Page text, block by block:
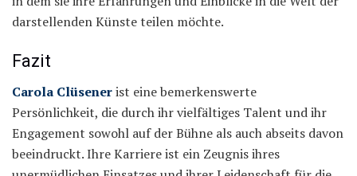
darstellenden Künste teilen möchte.
Fazit
Carola Clüsenerist eine bemerkenswerte
Persönlichkeit, die durch ihr vielfältiges Talent und ihr
Engagement sowohl auf der Bühne als auch abseits davon
beeindruckt. Ihre Karriere ist ein Zeugnis ihres